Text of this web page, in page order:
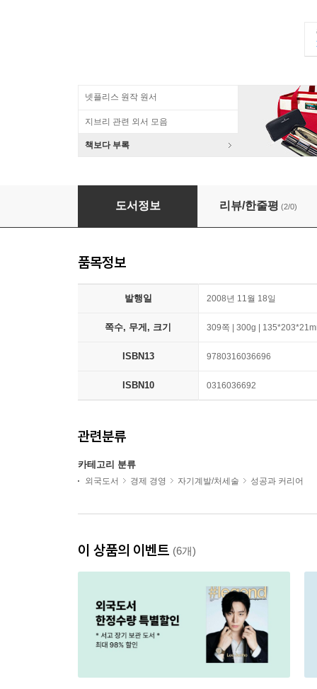
넷플리스 원작 원서
지브리 관련 외서 모음
책보다 부록
Outliers : The Story of Success
도서정보 리뷰/한줄평 (2/0)
품목정보
발행일 2008년 11월 18일
쪽수, 무게, 크기 309쪽 | 300g |
ISBN13 9780316036696
ISBN10 0316036692
관련분류
카테고리 분류
외국도서 경제 경영 자기계발/처세술 성공과 커리어
이 상품의 이벤트 (6개)